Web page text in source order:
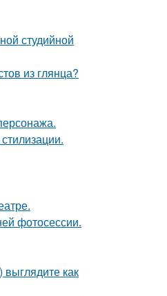
студийной
из глянца?
фотосессии.
как